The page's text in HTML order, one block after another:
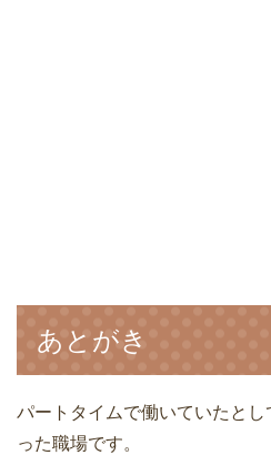
あとがき
パートタイムで働いていたと
った職場です。